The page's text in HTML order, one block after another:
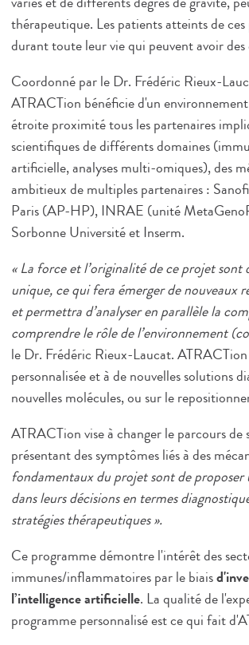
thérapeutique. Les patients atteints de
durant toute leur vie qui peuvent avoir
Coordonné par le Dr. Frédéric Rieux-
ATRACTion bénéficie d'un
étroite proximité tous les partenaires
scientifiques de différents domaines
artificielle, analyses multi-omiques), des
ambitieux de multiples partenaires :
Paris (AP-HP), INRAE (unité
Sorbonne Université et Inserm.
« La force et l’originalité de ce projet sont
unique, ce qui fera émerger de nouveaux
et permettra d’analyser en parallèle la
comprendre le rôle de l’environnement
le Dr. Frédéric Rieux-Laucat.
personnalisée et à de nouvelles solutions
nouvelles molécules, ou sur le
ATRACTion vise à changer le parcours
présentant des symptômes liés à des
fondamentaux du projet sont de
dans leurs décisions en termes
stratégies thérapeutiques ».
Ce programme démontre l'intérêt des
immunes/inflammatoires par le biais
l’intelligence artificielle. La qualité de
programme personnalisé est ce qui fait